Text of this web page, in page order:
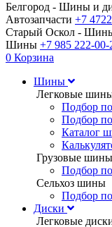
Белгород - Шины и
Автозапчасти +7
Старый Оскол -
Шины +7 985 222-00-
0 Корзина
Шины
Легковые
Подбор
Подбор
Каталог
Грузовые шины
Подбор
Сельхоз шины
Подбор
Диски
Легковые